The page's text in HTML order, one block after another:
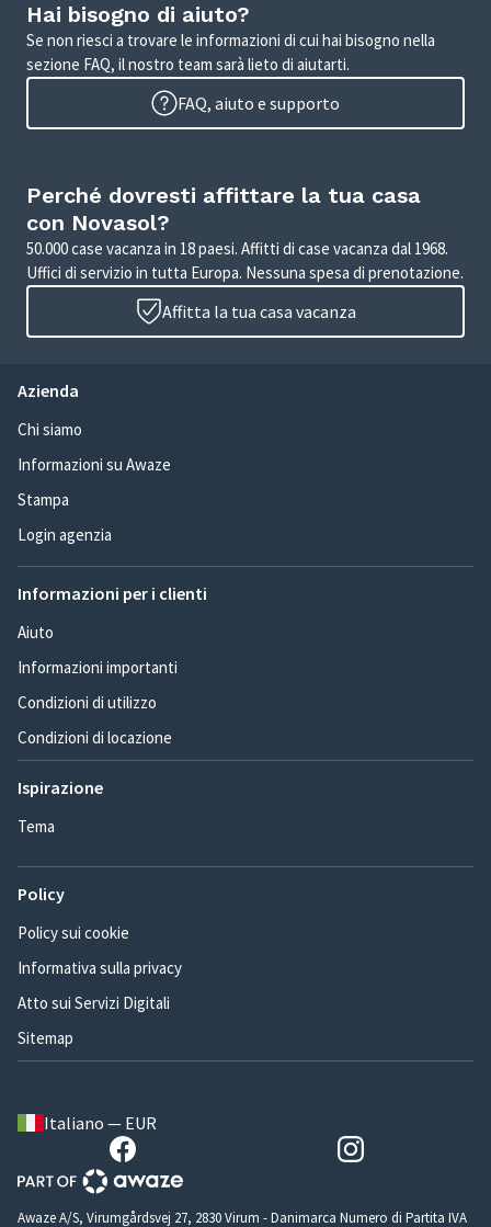
Hai bisogno di aiuto?
Se non riesci a trovare le informazioni di cui hai bisogno nella
sezione FAQ, il nostro team sarà lieto di aiutarti.
FAQ, aiuto e supporto
Perché dovresti affittare la tua casa
con Novasol?
50.000 case vacanza in 18 paesi. Affitti di case vacanza dal 1968.
Uffici di servizio in tutta Europa. Nessuna spesa di prenotazione.
Affitta la tua casa vacanza
Azienda
Chi siamo
Informazioni su Awaze
Stampa
Login agenzia
Informazioni per i clienti
Aiuto
Informazioni importanti
Condizioni di utilizzo
Condizioni di locazione
Ispirazione
Tema
Policy
Policy sui cookie
Informativa sulla privacy
Atto sui Servizi Digitali
Sitemap
Italiano — EUR
Awaze A/S, Virumgårdsvej 27, 2830 Virum - Danimarca Numero di Partita IVA